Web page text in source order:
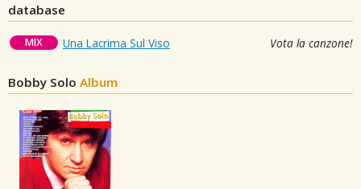
database
MIX Una Lacrima Sul Viso Vota la canzone!
Bobby Solo Album